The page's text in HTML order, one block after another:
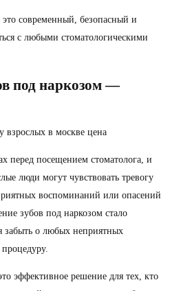
современный, безопасный и
с любыми стоматологическими
под наркозом —
перед посещением стоматолога, и
люди могут чувствовать тревогу
воспоминаний или опасений
зубов под наркозом стало
забыть о любых неприятных
эффективное решение для тех, кто